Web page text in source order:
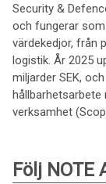
Security &
och fungerar
värdekedjor, från
logistik. År 2025
miljarder SEK,
hållbarhetsarbete
verksamhet
Följ NOTE